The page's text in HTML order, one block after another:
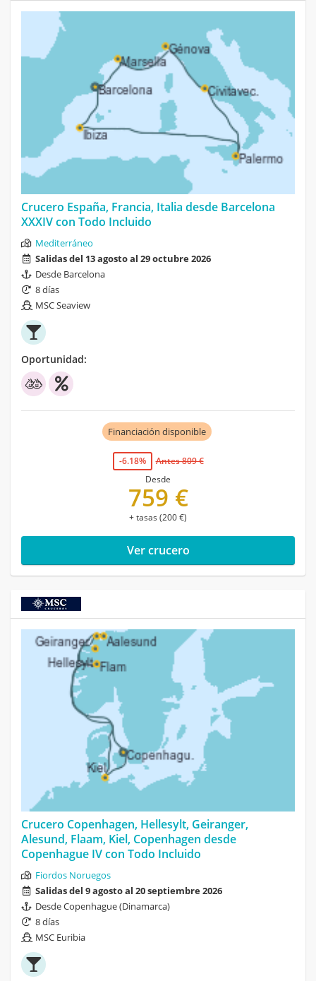
Crucero España, Francia, Italia desde Barcelona
XXXIV con Todo Incluido
Mediterráneo
Salidas del 13 agosto al 29 octubre 2026
Desde Barcelona
8 días
MSC Seaview
Oportunidad:
Financiación disponible
-6.18%
Antes 809 €
Desde
759 €
+ tasas (200 €)
Ver crucero
Crucero Copenhagen, Hellesylt, Geiranger,
Alesund, Flaam, Kiel, Copenhagen desde
Copenhague IV con Todo Incluido
Fiordos Noruegos
Salidas del 9 agosto al 20 septiembre 2026
Desde Copenhague (Dinamarca)
8 días
MSC Euribia